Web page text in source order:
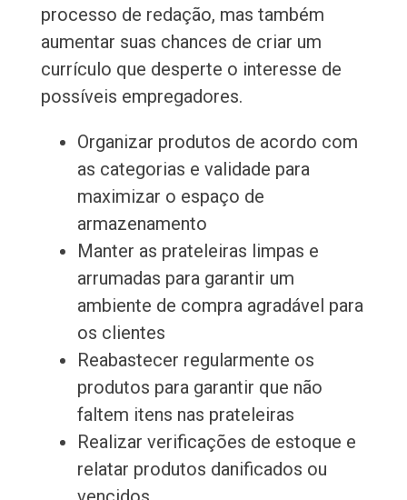
processo de redação, mas também
aumentar suas chances de criar um
currículo que desperte o interesse de
possíveis empregadores.
Organizar produtos de acordo com
as categorias e validade para
maximizar o espaço de
armazenamento
Manter as prateleiras limpas e
arrumadas para garantir um
ambiente de compra agradável para
os clientes
Reabastecer regularmente os
produtos para garantir que não
faltem itens nas prateleiras
Realizar verificações de estoque e
relatar produtos danificados ou